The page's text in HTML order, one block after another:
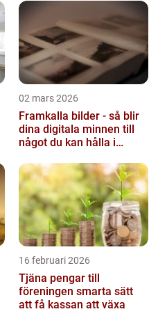
02 mars 2026
Framkalla bilder - så blir
dina digitala minnen till
något du kan hålla i
16 februari 2026
Tjäna pengar till
föreningen smarta sätt
att få kassan att växa